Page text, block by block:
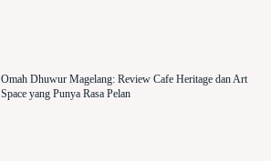
Omah Dhuwur Magelang: Review Cafe Heritage dan Art
Space yang Punya Rasa Pelan